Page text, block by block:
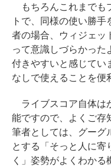
もちろんこれまでも
トで、同様の使い勝
者の場合、ウィジェッ
って意識しづらかった
付きやすいと感じてい
なしで使えることを便
ライブスコア自体は
能ですので、よくご存
筆者としては、グーグ
とする「そっと人に寄
く」姿勢がよくわか